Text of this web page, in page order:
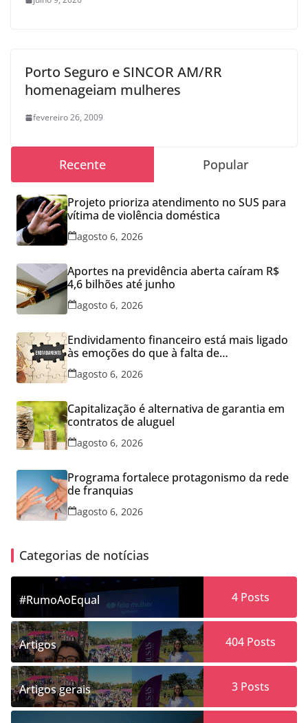
Porto Seguro e SINCOR AM/RR
homenageiam mulheres
fevereiro 26, 2009
Recente Popular
Projeto prioriza atendimento no SUS para
vítima de violência doméstica
agosto 6, 2026
Aportes na previdência aberta caíram R$
4,6 bilhões até junho
agosto 6, 2026
Endividamento financeiro está mais ligado
às emoções do que à falta de
conhecimento
agosto 6, 2026
Capitalização é alternativa de garantia em
contratos de aluguel
agosto 6, 2026
Programa fortalece protagonismo da rede
de franquias
agosto 6, 2026
Categorias de notícias
#RumoAoEqual 4Posts
Artigos 404Posts
Artigos gerais 3Posts